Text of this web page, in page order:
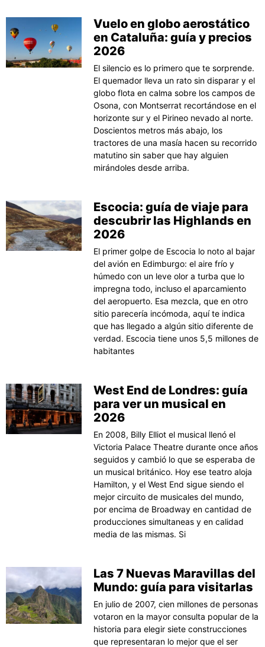
Vuelo en globo aerostático
en Cataluña: guía y precios
2026
El silencio es lo primero que te sorprende.
El quemador lleva un rato sin disparar y el
globo flota en calma sobre los campos de
Osona, con Montserrat recortándose en el
horizonte sur y el Pirineo nevado al norte.
Doscientos metros más abajo, los
tractores de una masía hacen su recorrido
matutino sin saber que hay alguien
mirándoles desde arriba.
Escocia: guía de viaje para
descubrir las Highlands en
2026
El primer golpe de Escocia lo noto al bajar
del avión en Edimburgo: el aire frío y
húmedo con un leve olor a turba que lo
impregna todo, incluso el aparcamiento
del aeropuerto. Esa mezcla, que en otro
sitio parecería incómoda, aquí te indica
que has llegado a algún sitio diferente de
verdad. Escocia tiene unos 5,5 millones de
habitantes
West End de Londres: guía
para ver un musical en
2026
En 2008, Billy Elliot el musical llenó el
Victoria Palace Theatre durante once años
seguidos y cambió lo que se esperaba de
un musical británico. Hoy ese teatro aloja
Hamilton, y el West End sigue siendo el
mejor circuito de musicales del mundo,
por encima de Broadway en cantidad de
producciones simultaneas y en calidad
media de las mismas. Si
Las 7 Nuevas Maravillas del
Mundo: guía para visitarlas
En julio de 2007, cien millones de personas
votaron en la mayor consulta popular de la
historia para elegir siete construcciones
que representaran lo mejor que el ser